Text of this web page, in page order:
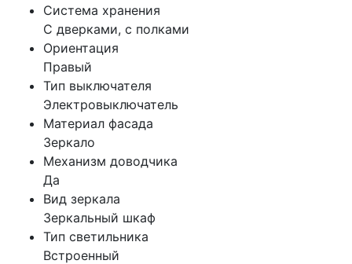
Система хранения
С дверками, с полками
Ориентация
Правый
Тип выключателя
Электровыключатель
Материал фасада
Зеркало
Механизм доводчика
Да
Вид зеркала
Зеркальный шкаф
Тип светильника
Встроенный